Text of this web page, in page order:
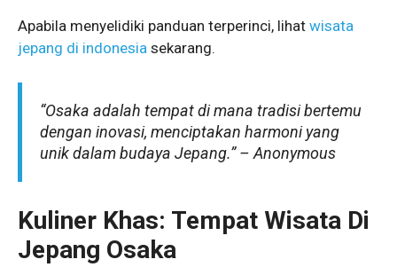
Apabila menyelidiki panduan terperinci, lihat wisata
jepang di indonesia sekarang.
“Osaka adalah tempat di mana tradisi bertemu
dengan inovasi, menciptakan harmoni yang
unik dalam budaya Jepang.” – Anonymous
Kuliner Khas: Tempat Wisata Di
Jepang Osaka